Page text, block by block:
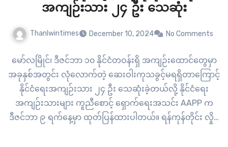
အကျဉ်းသား ၂၄ ဦး သေဆုံး
Thanlwintimes December 10, 2024 No Comments
မော်လမြိုင်၊ ဒီဇင်ဘာ ၁၀ နိုင်ငံတဝန်းရှိ အကျဉ်းထောင်တွေမှာ
အခုနှစ်အတွင်း လုံလောက်တဲ့ ဆေးဝါးကုသခွင့်မရရှိတာကြောင့်
နိုင်ငံရေးအကျဉ်းသား ၂၄ ဦး သေဆုံးခဲ့တယ်လို့ နိုင်ငံရေး
အကျဉ်းသားများ ကူညီစောင့် ရှောက်ရေးအသင်း AAPP က
ဒီဇင်ဘာ ၉ ရက်နေ့မှာ ထုတ်ပြန်ထားပါတယ်။ ရန်ကုန်တိုင်း လှိုင်